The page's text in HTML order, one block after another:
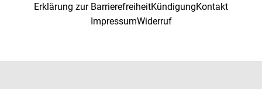
Erklärung zur BarrierefreiheitKündigungKontakt
ImpressumWiderruf